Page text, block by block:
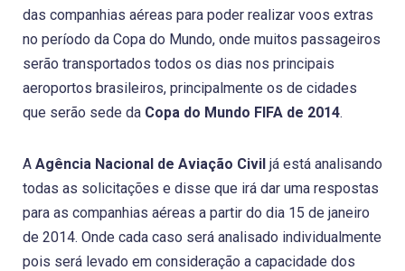
das companhias aéreas para poder realizar voos extras
no período da Copa do Mundo, onde muitos passageiros
serão transportados todos os dias nos principais
aeroportos brasileiros, principalmente os de cidades
que serão sede da Copa do Mundo FIFA de 2014.
A Agência Nacional de Aviação Civil já está analisando
todas as solicitações e disse que irá dar uma respostas
para as companhias aéreas a partir do dia 15 de janeiro
de 2014. Onde cada caso será analisado individualmente
pois será levado em consideração a capacidade dos